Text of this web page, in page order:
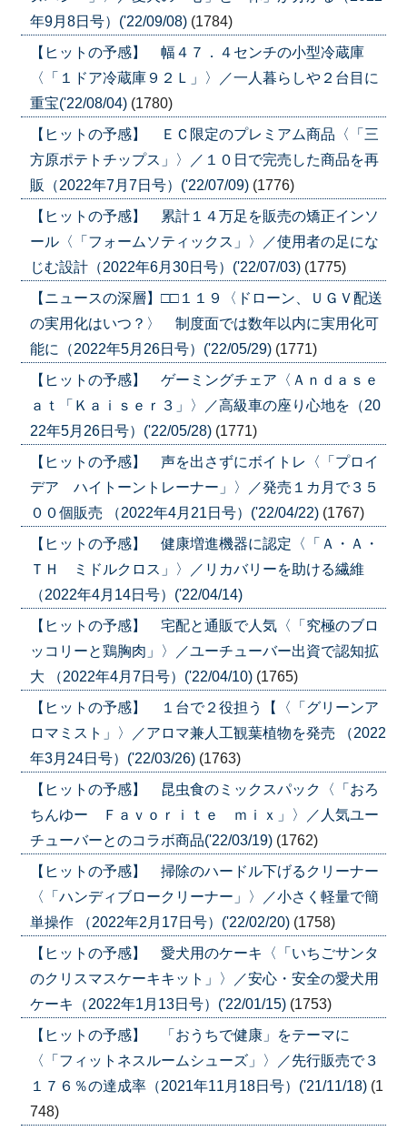
年9月8日号）('22/09/08) (1784)
【ヒットの予感】 幅４７．４センチの小型冷蔵庫
〈「１ドア冷蔵庫９２Ｌ」〉／一人暮らしや２台目に
重宝('22/08/04) (1780)
【ヒットの予感】 ＥＣ限定のプレミアム商品〈「三
方原ポテトチップス」〉／１０日で完売した商品を再
販（2022年7月7日号）('22/07/09) (1776)
【ヒットの予感】 累計１４万足を販売の矯正インソ
ール〈「フォームソティックス」〉／使用者の足にな
じむ設計（2022年6月30日号）('22/07/03) (1775)
【ニュースの深層】□□１１９〈ドローン、ＵＧＶ配送
の実用化はいつ？〉 制度面では数年以内に実用化可
能に（2022年5月26日号）('22/05/29) (1771)
【ヒットの予感】 ゲーミングチェア〈Ａｎｄａｓｅ
ａｔ「Ｋａｉｓｅｒ３」〉／高級車の座り心地を（20
22年5月26日号）('22/05/28) (1771)
【ヒットの予感】 声を出さずにボイトレ〈「プロイ
デア ハイトーントレーナー」〉／発売１カ月で３５
００個販売 （2022年4月21日号）('22/04/22) (1767)
【ヒットの予感】 健康増進機器に認定〈「Ａ・Ａ・
ＴＨ ミドルクロス」〉／リカバリーを助ける繊維
（2022年4月14日号）('22/04/14)
【ヒットの予感】 宅配と通販で人気〈「究極のブロ
ッコリーと鶏胸肉」〉／ユーチューバー出資で認知拡
大 （2022年4月7日号）('22/04/10) (1765)
【ヒットの予感】 １台で２役担う【〈「グリーンア
ロマミスト」〉／アロマ兼人工観葉植物を発売 （2022
年3月24日号）('22/03/26) (1763)
【ヒットの予感】 昆虫食のミックスパック〈「おろ
ちんゆー Ｆａｖｏｒｉｔｅ ｍｉｘ」〉／人気ユー
チューバーとのコラボ商品('22/03/19) (1762)
【ヒットの予感】 掃除のハードル下げるクリーナー
〈「ハンディブロークリーナー」〉／小さく軽量で簡
単操作 （2022年2月17日号）('22/02/20) (1758)
【ヒットの予感】 愛犬用のケーキ〈「いちごサンタ
のクリスマスケーキキット」〉／安心・安全の愛犬用
ケーキ（2022年1月13日号）('22/01/15) (1753)
【ヒットの予感】 「おうちで健康」をテーマに
〈「フィットネスルームシューズ」〉／先行販売で３
１７６％の達成率（2021年11月18日号）('21/11/18) (1
748)